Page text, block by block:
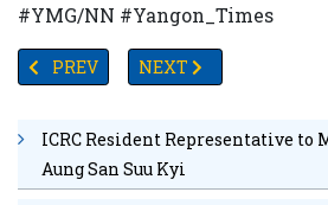
#YMG/NN #Yangon_Times
PREVIOUS ARTICLE: ၅၀၀ ကေဗွီ စ
PREV NEXT ARTICLE: မြန်
NEXT
ICRC Resident Representative to
Aung San Suu Kyi